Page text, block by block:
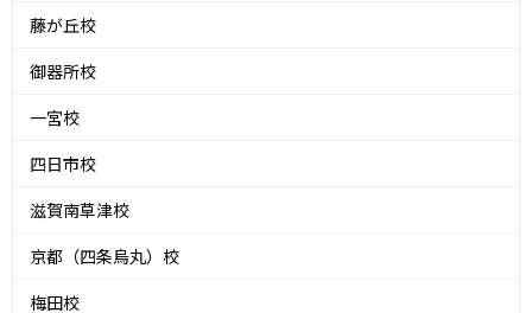
藤が丘校
御器所校
一宮校
四日市校
滋賀南草津校
京都（四条烏丸）校
梅田校